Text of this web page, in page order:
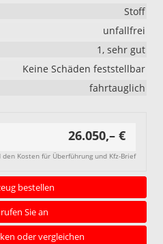
Stoff
unfallfrei
1, sehr gut
Keine Schäden feststellbar
fahrtauglich
26.050,– €
den Kosten für Überführung und Kfz-Brief
bestellen
Sie an
oder vergleichen